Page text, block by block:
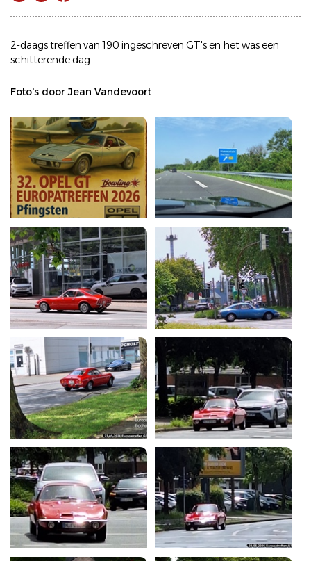
2-daags treffen van 190 ingeschreven GT's en het was een
schitterende dag.
Foto's door Jean Vandevoort